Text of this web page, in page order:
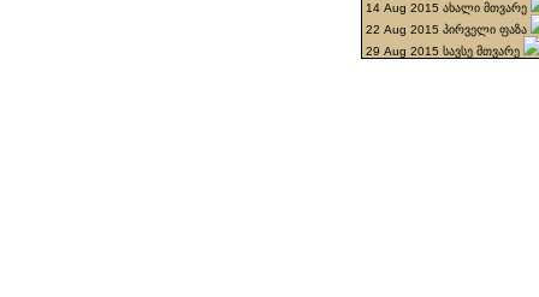
14 Aug 2015 ახალი მთვარე
22 Aug 2015 პირველი ფაზა
29 Aug 2015 სავსე მთვარე